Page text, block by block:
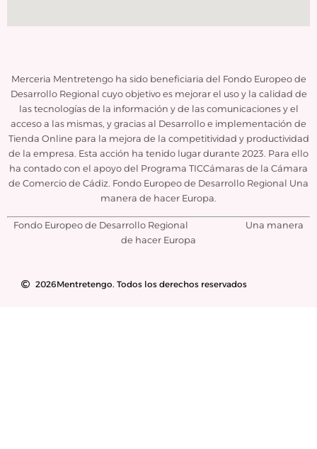
Merceria Mentretengo ha sido beneficiaria del Fondo Europeo de
Desarrollo Regional cuyo objetivo es mejorar el uso y la calidad de
las tecnologías de la información y de las comunicaciones y el
acceso a las mismas, y gracias al Desarrollo e implementación de
Tienda Online para la mejora de la competitividad y productividad
de la empresa. Esta acción ha tenido lugar durante 2023. Para ello
ha contado con el apoyo del Programa TICCámaras de la Cámara
de Comercio de Cádiz. Fondo Europeo de Desarrollo Regional Una
manera de hacer Europa.
Fondo Europeo de Desarrollo Regional Una manera
de hacer Europa
2026Mentretengo. Todos los derechos reservados